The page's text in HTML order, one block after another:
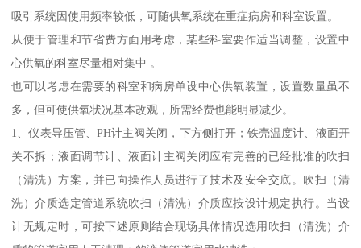
吸引系统因使用频率较低，可随供氧系统在重症病房和科室设置。
从便于管理和节省费方面用考虑，某些科室要作适当调整，设置中
心供氧的科室尽量相对集中 。
也可以考虑在需要的科室和病房单设中心供氧装置，设置数量虽不
多，但可使供氧状况基本改观，所需经费也能明显减少。
1、仪表导压管、PH计主阀关闭，下方侧打开；铁壳温度计、液面开
关不拆；液面调节计、液面计主阀关闭应有完善的已经批准的吹扫
（清洗）方案，并已向操作人员进行了技术及安全交底。吹扫（清
洗）介质选定管道系统吹扫（清洗）介质应按设计规定执行。当设
计无规定时，可按下述原则结合现场具体情况选用吹扫（清洗）介